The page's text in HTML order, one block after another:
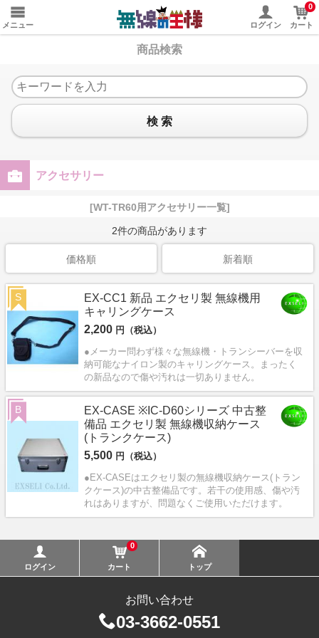
メニュー ログイン
0
カート
商品検索
検 索
アクセサリー
[WT-TR60用アクセサリー一覧]
2件の商品があります
価格順 新着順
EX-CC1 新品 エクセリ製 無線機用
キャリングケース
2,200 円（税込）
●メーカー問わず様々な無線機・トランシーバーを収
納可能なナイロン製のキャリングケース。まったく
の新品なので傷や汚れは一切ありません。
S
EX-CASE ※IC-D60シリーズ 中古整
備品 エクセリ製 無線機収納ケース
(トランクケース)
5,500 円（税込）
●EX-CASEはエクセリ製の無線機収納ケース(トラン
クケース)の中古整備品です。若干の使用感、傷や汚
れはありますが、問題なくご使用いただけます。
B
ログイン
0
カート トップ
お問い合わせ
03-3662-0551